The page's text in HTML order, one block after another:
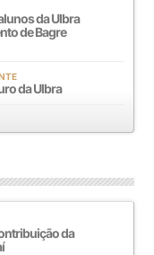
da Ulbra
de Bagre
da Ulbra
da